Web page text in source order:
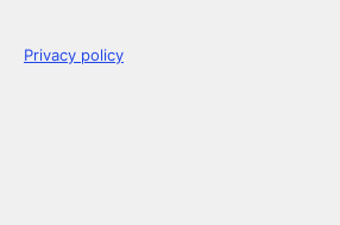
Privacy policy